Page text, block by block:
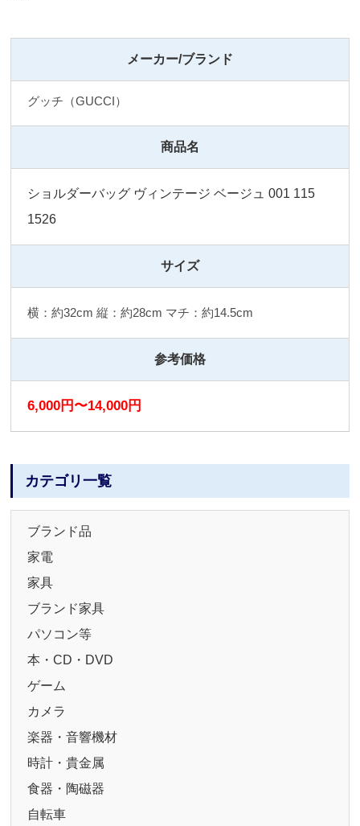
メーカー/ブランド
グッチ（GUCCI）
商品名
ショルダーバッグ ヴィンテージ ベージュ 001 115
1526
サイズ
横：約32cm 縦：約28cm マチ：約14.5cm
参考価格
6,000円〜14,000円
カテゴリ一覧
ブランド品
家電
家具
ブランド家具
パソコン等
本・CD・DVD
ゲーム
カメラ
楽器・音響機材
時計・貴金属
食器・陶磁器
自転車